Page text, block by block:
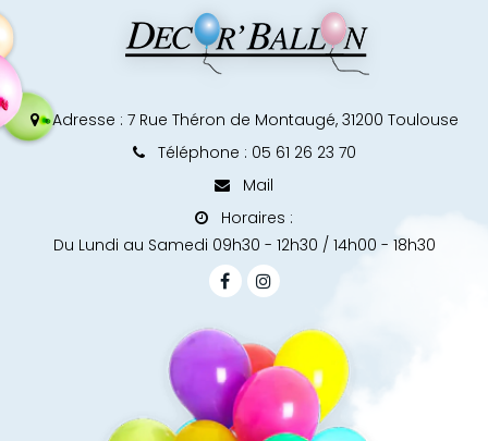
Adresse : 7 Rue Théron de Montaugé, 31200 Toulouse
Téléphone : 05 61 26 23 70
Mail
Horaires :
Du Lundi au Samedi 09h30 - 12h30 / 14h00 - 18h30